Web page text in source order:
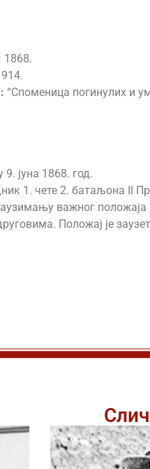
1868.
“Споменица погинулих и
јуна 1868. год.
1. чете 2. батаљона II
важног
Положај је